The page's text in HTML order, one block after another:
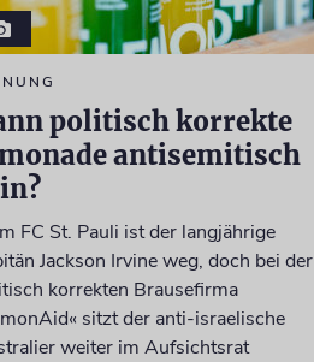
politisch korrekte
antisemitisch
FC St. Pauli ist der langjährige
Jackson Irvine weg, doch bei der
korrekten Brausefirma
sitzt der anti-israelische
weiter im Aufsichtsrat